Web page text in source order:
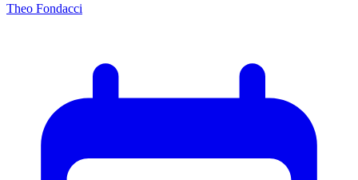
Theo Fondacci